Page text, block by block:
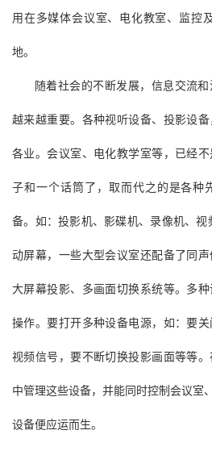
用在多媒体会议室、电化教室、监控
地。
随着社会的不断发展，信息交流和
越来越重要。各种视听设备、投影设
各业。会议室、电化教学室等，已经
子和一个话筒了，取而代之的是各种
备。如：投影机、影碟机、录像机、
动屏幕，一些大型会议室还配备了同声
大屏幕投影、多画面切换系统等。多
操作。要打开多种设备电源，如：要
视频信号，要不断切换投影画面等等
中管理这些设备，并能同时控制会议室
设备便应运而生。